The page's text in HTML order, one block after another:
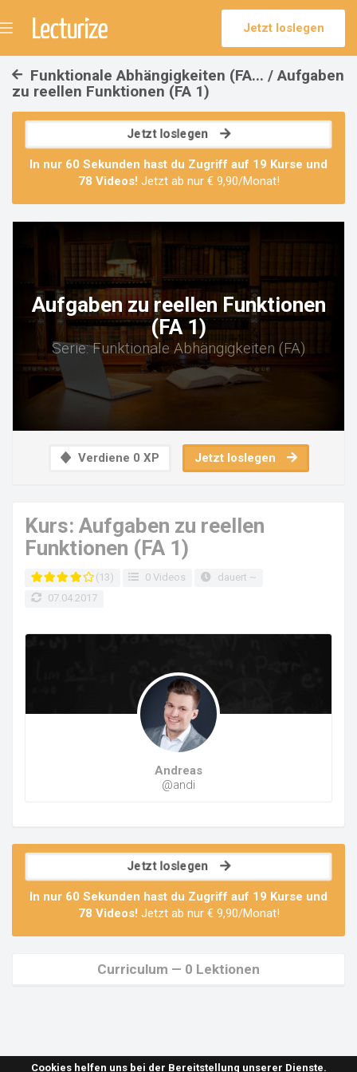
Jetzt loslegen
Funktionale Abhängigkeiten (FA... / Aufgaben
zu reellen Funktionen (FA 1)
Jetzt loslegen
In nur 60 Sekunden hast du Zugriff auf 19 Kurse und
78 Videos! Jetzt ab nur € 9,90/Monat!
Aufgaben zu reellen Funktionen
(FA 1)
Serie: Funktionale Abhängigkeiten (FA)
Verdiene 0 XP Jetzt loslegen
Kurs: Aufgaben zu reellen
Funktionen (FA 1)
(13) 0 Videos
dauert ~
07.04.2017
Andreas
@andi
Jetzt loslegen
In nur 60 Sekunden hast du Zugriff auf 19 Kurse und
78 Videos! Jetzt ab nur € 9,90/Monat!
Curriculum — 0 Lektionen
Cookies helfen uns bei der Bereitstellung unserer Dienste.